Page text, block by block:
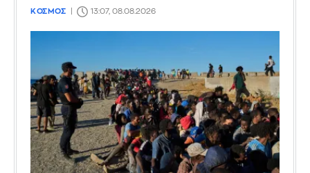
ΚΟΣΜΟΣ 13:07, 08.08.2026